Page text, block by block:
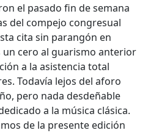
el pasado fin de semana
del compejo congresual
cita sin parangón en
un cero al guarismo anterior
a la asistencia total
Todavía lejos del aforo
pero nada desdeñable
a la música clásica.
de la presente edición